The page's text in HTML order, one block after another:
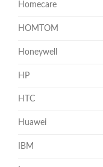
Homecare
HOMTOM
Honeywell
HP
HTC
Huawei
IBM